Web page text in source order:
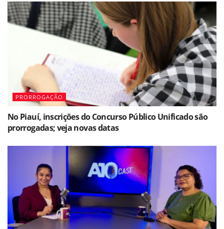
PRORROGAÇÃO
No Piauí, inscrições do Concurso Público Unificado são
prorrogadas; veja novas datas